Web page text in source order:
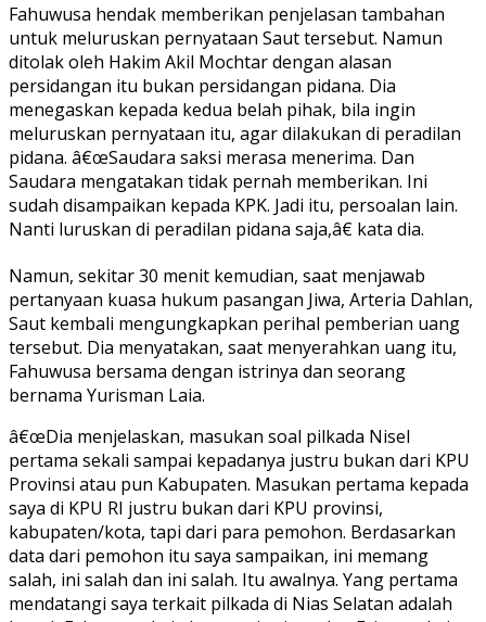
Fahuwusa hendak memberikan penjelasan tambahan
untuk meluruskan pernyataan Saut tersebut. Namun
ditolak oleh Hakim Akil Mochtar dengan alasan
persidangan itu bukan persidangan pidana. Dia
menegaskan kepada kedua belah pihak, bila ingin
meluruskan pernyataan itu, agar dilakukan di peradilan
pidana. â€œSaudara saksi merasa menerima. Dan
Saudara mengatakan tidak pernah memberikan. Ini
sudah disampaikan kepada KPK. Jadi itu, persoalan lain.
Nanti luruskan di peradilan pidana saja,â€ kata dia.
Namun, sekitar 30 menit kemudian, saat menjawab
pertanyaan kuasa hukum pasangan Jiwa, Arteria Dahlan,
Saut kembali mengungkapkan perihal pemberian uang
tersebut. Dia menyatakan, saat menyerahkan uang itu,
Fahuwusa bersama dengan istrinya dan seorang
bernama Yurisman Laia.
â€œDia menjelaskan, masukan soal pilkada Nisel
pertama sekali sampai kepadanya justru bukan dari KPU
Provinsi atau pun Kabupaten. Masukan pertama kepada
saya di KPU RI justru bukan dari KPU provinsi,
kabupaten/kota, tapi dari para pemohon. Berdasarkan
data dari pemohon itu saya sampaikan, ini memang
salah, ini salah dan ini salah. Itu awalnya. Yang pertama
mendatangi saya terkait pilkada di Nias Selatan adalah